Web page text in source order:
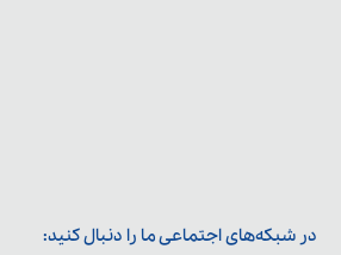
در شبکه‌های اجتماعی ما را دنبال کنید: